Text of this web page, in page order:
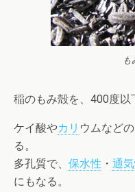
も
稲のもみ殻を、400度以
ケイ酸やカリ ウムなど
る。
多孔質で、 保水性 ・ 通
にもなる。